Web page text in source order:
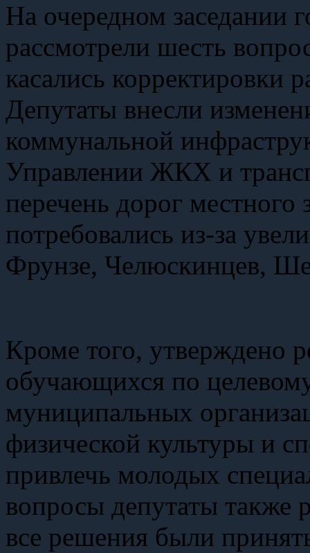
На очередном заседании
рассмотрели шесть
касались корректировки
Депутаты внесли
коммунальной
Управлении ЖКХ и
перечень дорог местного
потребовались из-за
Фрунзе, Челюскинцев,
Кроме того, утверждено
обучающихся по
муниципальных
физической культуры и
привлечь молодых
вопросы депутаты также
все решения были